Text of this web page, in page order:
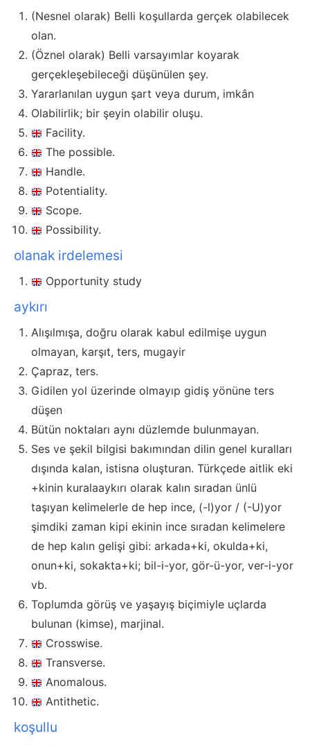
(Nesnel olarak) Belli koşullarda gerçek olabilecek
olan.
(Öznel olarak) Belli varsayımlar koyarak
gerçekleşebileceği düşünülen şey.
Yararlanılan uygun şart veya durum, imkân
Olabilirlik; bir şeyin olabilir oluşu.
Facility.
The possible.
Handle.
Potentiality.
Scope.
Possibility.
olanak irdelemesi
Opportunity study
aykırı
Alışılmışa, doğru olarak kabul edilmişe uygun
olmayan, karşıt, ters, mugayir
Çapraz, ters.
Gidilen yol üzerinde olmayıp gidiş yönüne ters
düşen
Bütün noktaları aynı düzlemde bulunmayan.
Ses ve şekil bilgisi bakımından dilin genel kuralları
dışında kalan, istisna oluşturan. Türkçede aitlik eki
+kinin kuralaaykırı olarak kalın sıradan ünlü
taşıyan kelimelerle de hep ince, (-l)yor / (-U)yor
şimdiki zaman kipi ekinin ince sıradan kelimelere
de hep kalın gelişi gibi: arkada+ki, okulda+ki,
onun+ki, sokakta+ki; bil-i-yor, gör-ü-yor, ver-i-yor
vb.
Toplumda görüş ve yaşayış biçimiyle uçlarda
bulunan (kimse), marjinal.
Crosswise.
Transverse.
Anomalous.
Antithetic.
koşullu